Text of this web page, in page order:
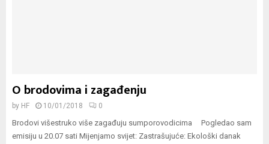
O brodovima i zagađenju
by HF 10/01/2018 0
Brodovi višestruko više zagađuju sumporovodicima Pogledao sam
emisiju u 20.07 sati Mijenjamo svijet: Zastrašujuće: Ekološki danak